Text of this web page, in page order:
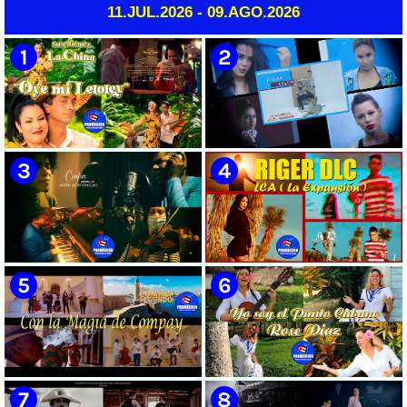
11.JUL.2026 - 09.AGO.2026
🟡 Susel Gómez (La China) ||
¨Oye Mi Leloley¨ || Director:
Onelio Jesús Larralde González
|| Música popular bailable
cubana || Videoclip || CUBA
🟡 F-CUBA - ¨Solita¨ -
Videoclip - Director: Asiel
Babastro
🟡 María Montenegro -
¨Confía¨ 📺 Videoclip. CUBA
🟡 Riger DLC || ¨LCA ( La
Expansión )¨ || Director: Dani
A.R || Música cubana || Videoclip